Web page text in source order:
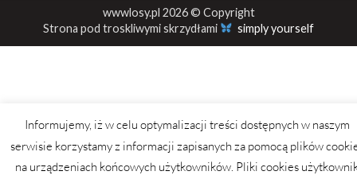
wwwlosy.pl 2026 © Copyright
Strona pod troskliwymi skrzydłami
simply yourself
Informujemy, iż w celu optymalizacji treści dostępnych w naszym
serwisie korzystamy z informacji zapisanych za pomocą plików
na urządzeniach końcowych użytkowników. Pliki cookies